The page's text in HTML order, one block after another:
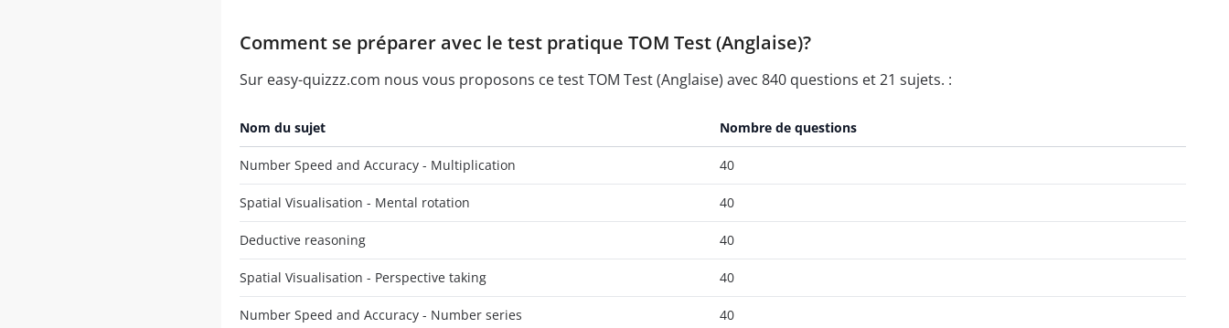
Comment se préparer avec le test pratique TOM Test (Anglaise)?
Sur easy-quizzz.com nous vous proposons ce test TOM Test (Anglaise) avec 840 questions et 21 sujets. :
Nom du sujet Nombre de questions
Number Speed and Accuracy - Multiplication 40
Spatial Visualisation - Mental rotation 40
Deductive reasoning 40
Spatial Visualisation - Perspective taking 40
Number Speed and Accuracy - Number series 40